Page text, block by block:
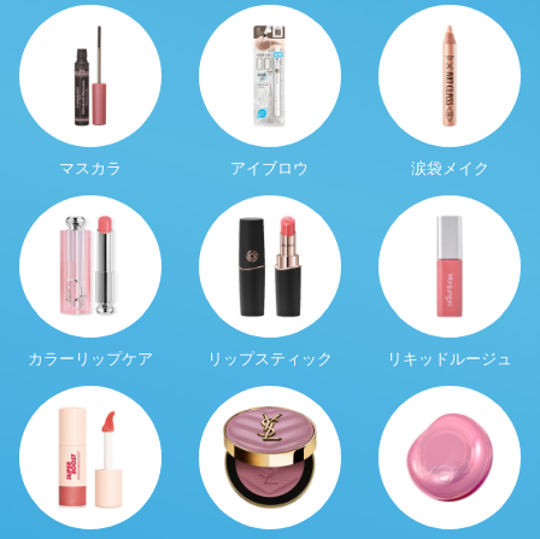
マスカラ アイブロウ 涙袋メイク
カラーリップケア リップスティック リキッドルージュ